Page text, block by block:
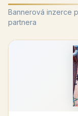
Bannerová inzerce
partnera